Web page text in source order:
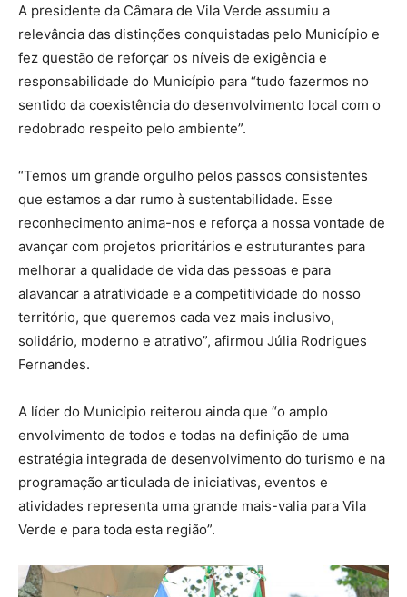
A presidente da Câmara de Vila Verde assumiu a
relevância das distinções conquistadas pelo Município e
fez questão de reforçar os níveis de exigência e
responsabilidade do Município para “tudo fazermos no
sentido da coexistência do desenvolvimento local com o
redobrado respeito pelo ambiente”.
“Temos um grande orgulho pelos passos consistentes
que estamos a dar rumo à sustentabilidade. Esse
reconhecimento anima-nos e reforça a nossa vontade de
avançar com projetos prioritários e estruturantes para
melhorar a qualidade de vida das pessoas e para
alavancar a atratividade e a competitividade do nosso
território, que queremos cada vez mais inclusivo,
solidário, moderno e atrativo”, afirmou Júlia Rodrigues
Fernandes.
A líder do Município reiterou ainda que “o amplo
envolvimento de todos e todas na definição de uma
estratégia integrada de desenvolvimento do turismo e na
programação articulada de iniciativas, eventos e
atividades representa uma grande mais-valia para Vila
Verde e para toda esta região”.